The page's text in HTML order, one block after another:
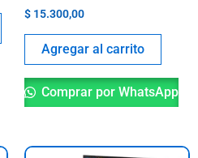
del
producto
$ 15.300,00
Agregar al carrito
Comprar por WhatsApp